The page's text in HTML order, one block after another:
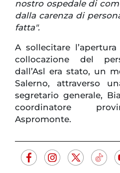
nostro ospedale di
dalla carenza di
fatta".
A sollecitare
collocazione del
dall’Asl era stato, un
Salerno, attraverso
segretario generale,
coordinatore
Aspromonte.